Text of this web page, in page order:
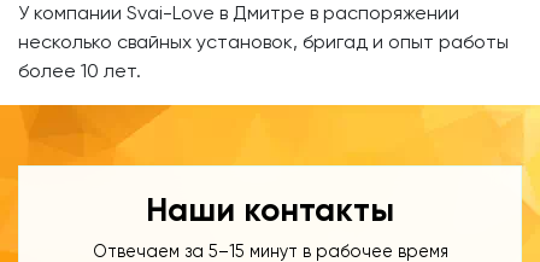
У компании Svai-Love в Дмитре в распоряжении
несколько свайных установок, бригад и опыт работы
более 10 лет.
Наши контакты
Отвечаем за 5–15 минут в рабочее время